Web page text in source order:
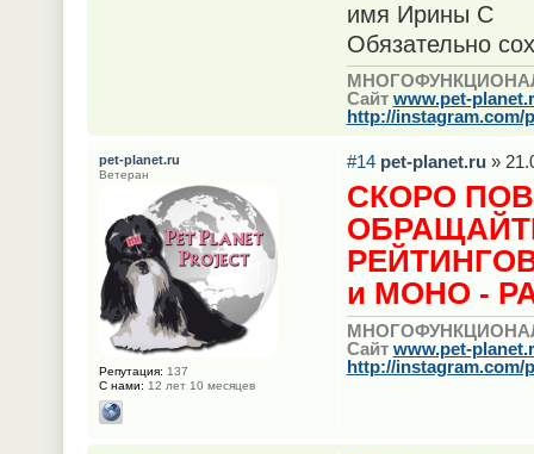
имя Ирины С
Обязательно
Сайт www.pet-
http://instagram.com/
#14 pet-planet.ru »
СКОРО
и МОНО -
Сайт www.pet-
http://instagram.com/
pet-planet.ru
Ветеран
Репутация: 137
С нами: 12 лет 10 месяцев